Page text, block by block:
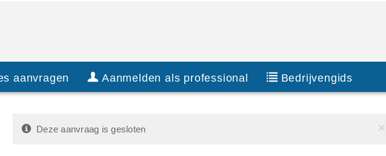
aanvragen Aanmelden als professional Bedrijvengids
×
Deze aanvraag is gesloten